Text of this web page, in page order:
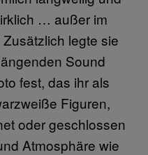
… außer im
Zusätzlich legte sie
Sound
fest, das ihr als
Figuren,
oder geschlossen
Atmosphäre wie